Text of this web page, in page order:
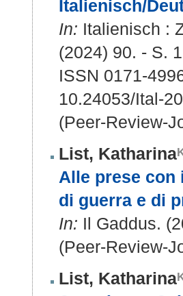
Italienisch/
In: Italienisch :
(2024) 90. - S.
ISSN 0171-
10.24053/Ital-
(Peer-Review-
List, Katharina
Alle prese con
di guerra e di
In: Il Gaddus.
(Peer-Review-
List, Katharina